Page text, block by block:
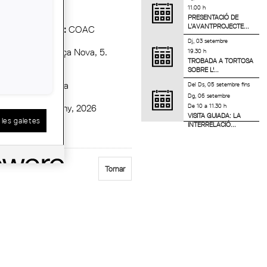
11.00 h
PRESENTACIÓ DE
L’AVANTPROJECTE...
Dj, 03 setembre
19.30 h
TROBADA A TORTOSA
SOBRE L'...
DelDs, 05 setembrefins
Dg, 06 setembre
De 10 a 11.30 h
VISITA GUIADA: LA
INTERRELACIÓ...
Organitzadora :COAC
Sala d'Actes. Plaça Nova, 5.
Barcelona
:Dijous, 11 juny, 2026
de 18 a 20 h
Tornar
galetes